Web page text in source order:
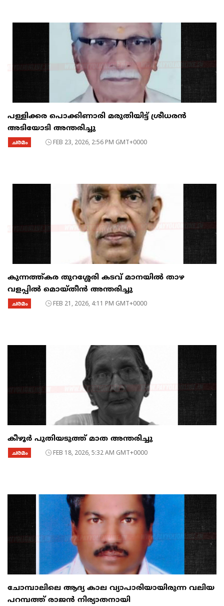
പള്ളിക്കര പൊക്കിണാരി മരുതിയിട്ട് ശ്രീധരൻ
അടിയോടി അന്തരിച്ചു
ചരമം FEB 23, 2026, 2:56 PM GMT+0000
കുന്നത്ത്കര തുറശ്ശേരി കടവ് മാനയിൽ താഴ
വളപ്പിൽ മൊയ്തീൻ അന്തരിച്ചു
ചരമം FEB 21, 2026, 4:11 PM GMT+0000
കീഴൂർ പുതിയടുത്ത് മാത അന്തരിച്ചു
ചരമം FEB 18, 2026, 5:32 AM GMT+0000
ചോമ്പാലിലെ ആദ്യ കാല വ്യാപാരിയായിരുന്ന വലിയ
പറമ്പത്ത് രാജൻ നിര്യാതനായി